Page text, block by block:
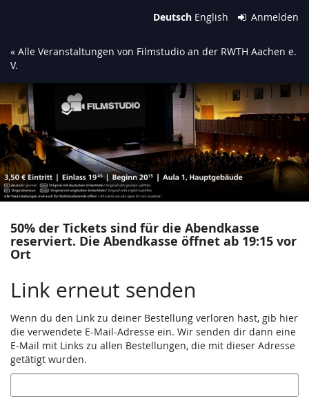
springen
Deutsch English Anmelden
« Alle Veranstaltungen von Filmstudio an der RWTH Aachen e.
V.
50% der Tickets sind für die Abendkasse
reserviert. Die Abendkasse öffnet ab 19:15 vor
Ort
Link erneut senden
Wenn du den Link zu deiner Bestellung verloren hast, gib hier
die verwendete E-Mail-Adresse ein. Wir senden dir dann eine
E-Mail mit Links zu allen Bestellungen, die mit dieser Adresse
getätigt wurden.
E-
Mail